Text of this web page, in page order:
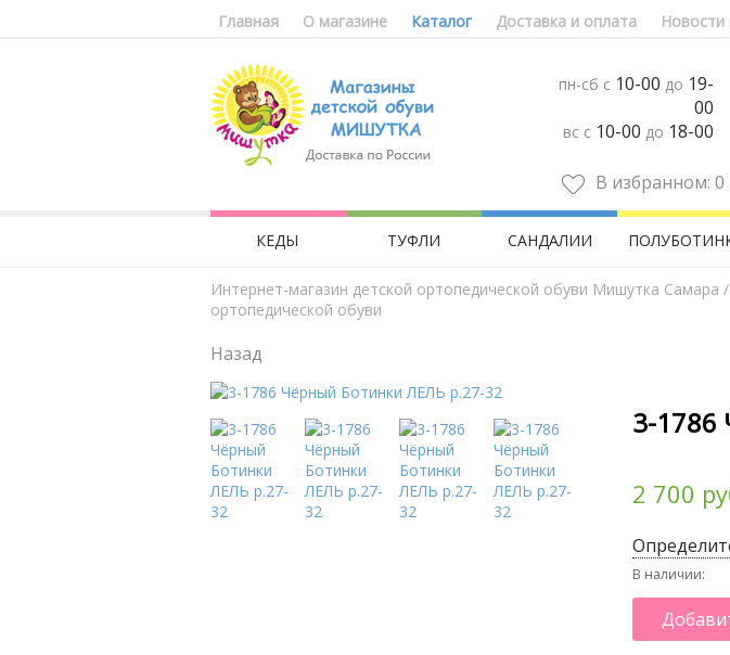
Главная О магазине Каталог Доставка и оплата Новости
пн-сб с 10-00 до 19-
00
вс с 10-00 до 18-00
В избранном: 0
КЕДЫ ТУФЛИ САНДАЛИИ
Интернет-магазин детской ортопедической обуви Мишутка Самара /
ортопедической обуви
Назад
3-1786
2 700
В наличии: